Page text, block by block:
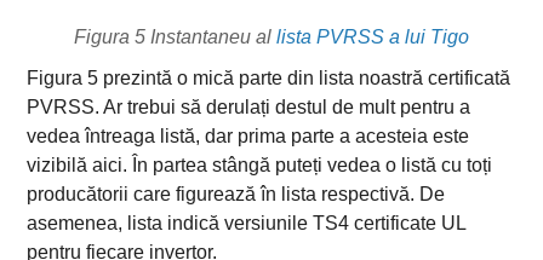
Figura 5 Instantaneu al lista PVRSS a lui Tigo
Figura 5 prezintă o mică parte din lista noastră certificată
PVRSS. Ar trebui să derulați destul de mult pentru a
vedea întreaga listă, dar prima parte a acesteia este
vizibilă aici. În partea stângă puteți vedea o listă cu toți
producătorii care figurează în lista respectivă. De
asemenea, lista indică versiunile TS4 certificate UL
pentru fiecare invertor.